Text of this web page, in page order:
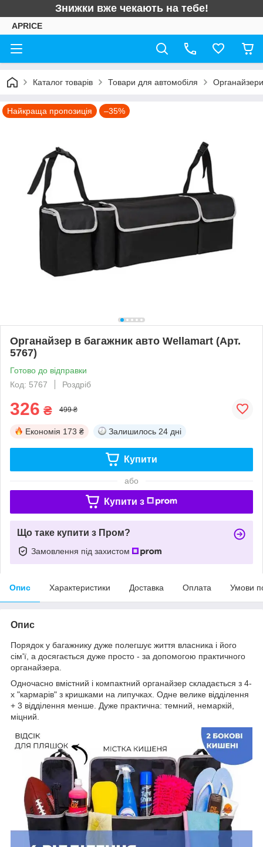
Знижки вже чекають на тебе!
APRICE
Каталог товарів Товари для автомобіля
Найкраща пропозиція –35%
Органайзер в багажник авто Wellamart (Арт.
5767)
Готово до відправки
Код: 5767
Роздріб
326 ₴ 499 ₴
Економія 173 ₴ Залишилось 24 дні
Купити
або
Купити з
Що таке купити з Пром?
Замовлення під захистом
Опис Характеристики Доставка Оплата Умови
Опис
Порядок у багажнику дуже полегшує життя власника і його
сім'ї, а досягається дуже просто - за допомогою практичного
органайзера.
Одночасно вмістний і компактний органайзер складається з 4-
х "кармарів" з кришками на липучках. Одне велике відділення
+ 3 відділення менше. Дуже практична: темний, немаркій,
міцний.